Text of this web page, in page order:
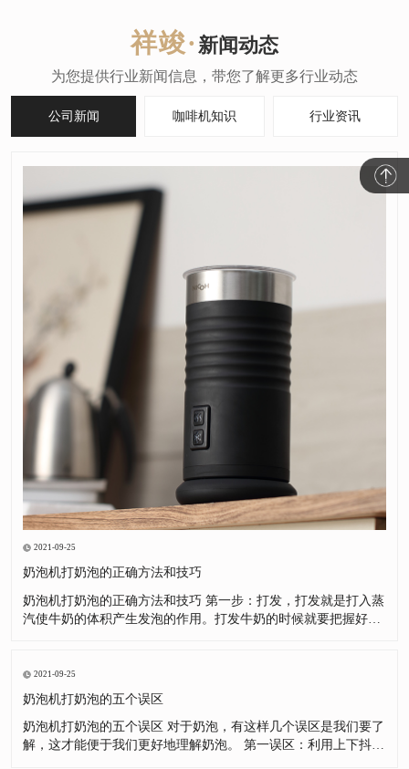
新闻动态
公司新闻 咖啡机知识 行业资讯
2021-09-25
奶泡机打奶泡的正确方法和技巧
奶泡机打奶泡的正确方法和技巧 第一步：打发，打发就是打入蒸
汽使牛奶的体积产生发泡的作用。打发牛奶的时候就要把握好蒸
成细小的泡沫，并让牛奶分子之间产生黏结的作用，使奶泡组织
变得更加绵密。
2021-09-25
奶泡机打奶泡的五个误区
奶泡机打奶泡的五个误区 对于奶泡，有这样几个误区是我们要了
解，这才能便于我们更好地理解奶泡。 第一误区：利用上下抖拉